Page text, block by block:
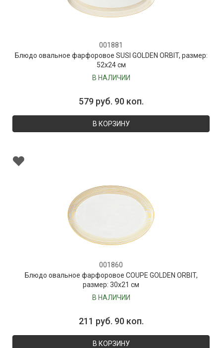
001881
Блюдо овальное фарфоровое SUSI GOLDEN ORBIT, размер:
52х24 см
В НАЛИЧИИ
579 руб. 90 коп.
В КОРЗИНУ
001860
Блюдо овальное фарфоровое COUPE GOLDEN ORBIT,
размер: 30х21 см
В НАЛИЧИИ
211 руб. 90 коп.
В КОРЗИНУ